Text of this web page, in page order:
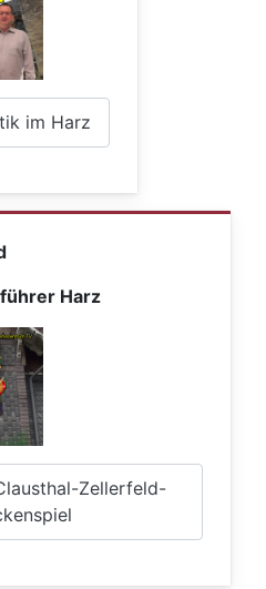
im Harz
Harz
Zellerfeld-